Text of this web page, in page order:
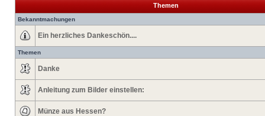
Themen
Bekanntmachungen
Ein herzliches Dankeschön....
Themen
Danke
Anleitung zum Bilder einstellen:
Münze aus Hessen?